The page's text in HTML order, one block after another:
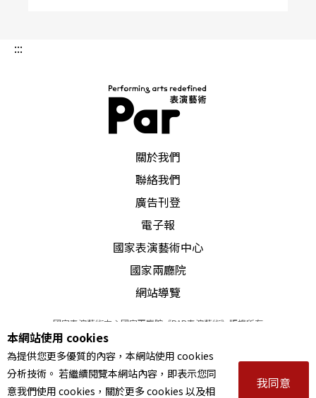
:::
關於我們
聯絡我們
廣告刊登
電子報
國家表演藝術中心
國家兩廳院
網站導覽
國家表演藝術中心國家兩廳院《PAR表演藝術》版權所有
© 2022Performing arts redefined. All Rights Reserved
統一編號 Tax Id number 00973926
本站所提供相關演出資訊，如有異動應以主辦單位公告為準。
服務條款｜隱私權聲明｜著作權聲明
本網站使用 cookies
為提供您更多優質的內容，本網站使用 cookies
分析技術。 若繼續閱覽本網站內容，即表示您同
意我們使用 cookies，關於更多 cookies 以及相
我同意